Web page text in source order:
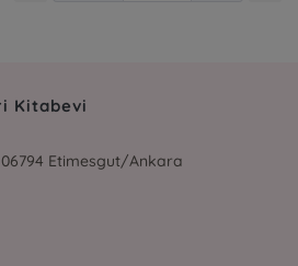
Kitabevi
06794 Etimesgut/Ankara